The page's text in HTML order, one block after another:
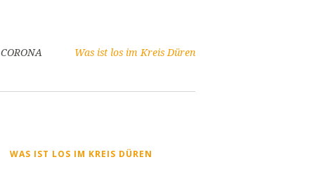
CORONA Was ist los im Kreis Düren
Navigation
WAS IST LOS IM KREIS DÜREN